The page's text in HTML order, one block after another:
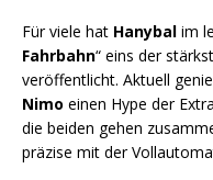
Für viele hat Hanybal im
Fahrbahn“ eins der
veröffentlicht. Aktuell
Nimo einen Hype der
die beiden gehen
präzise mit der